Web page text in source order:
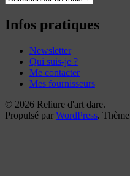
reliures
Infos pratiques
Newsletter
Qui suis-je ?
Me contacter
Mes fournisseurs
© 2026 Reliure d'art dare.
Propulsé par WordPress. Thème